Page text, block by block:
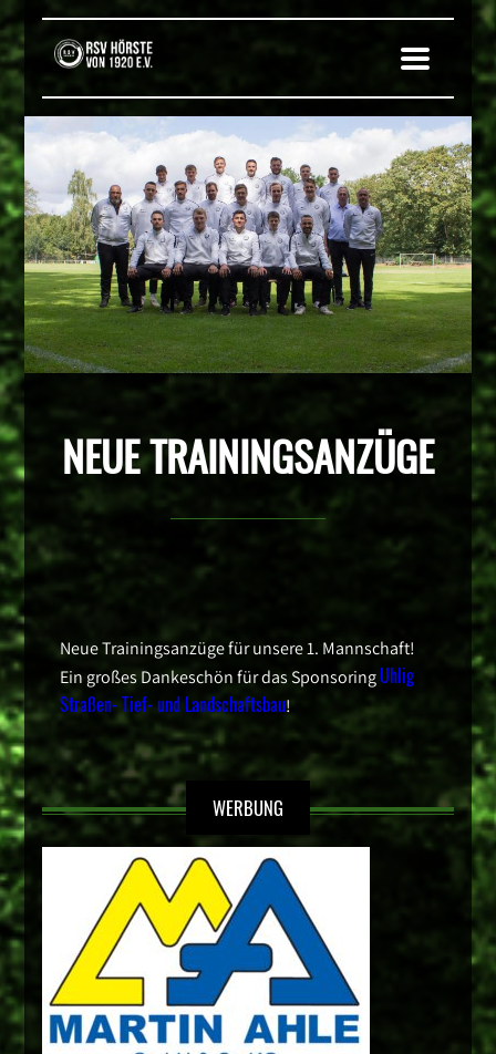
NEUE TRAININGSANZÜGE
Neue Trainingsanzüge für unsere 1. Mannschaft!
Ein großes Dankeschön für das SponsoringUhlig
Straßen- Tief- und Landschaftsbau!
WERBUNG